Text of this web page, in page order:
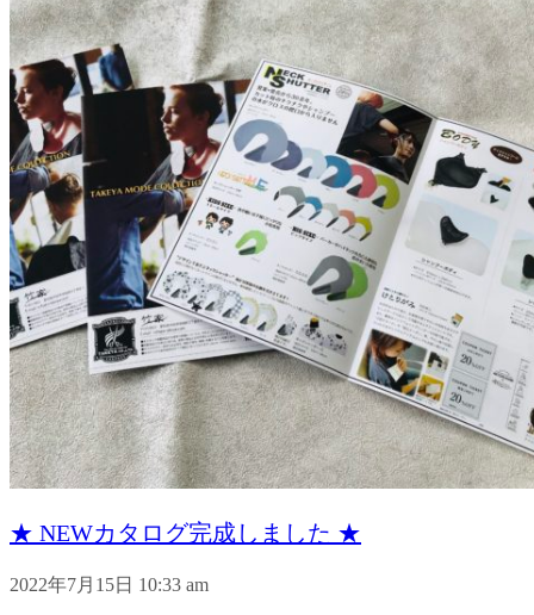
★ NEWカタログ完成しました ★
2022年7月15日 10:33 am